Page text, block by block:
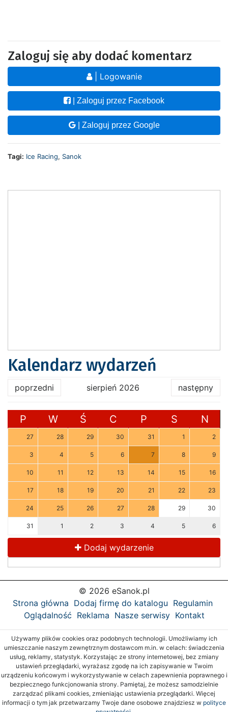
Zaloguj się aby dodać komentarz
| Logowanie
| Zaloguj przez Facebook
| Zaloguj przez Google
Tagi: Ice Racing, Sanok
Kalendarz wydarzeń
poprzedni sierpień 2026 następny
P W Ś C P S N
27 28 29 30 31 1 2
3 4 5 6 7 8 9
10 11 12 13 14 15 16
17 18 19 20 21 22 23
24 25 26 27 28 29 30
31 1 2 3 4 5 6
Dodaj wydarzenie
© 2026 eSanok.pl
Strona główna Dodaj firmę do katalogu Regulamin
Oglądalność Reklama Nasze serwisy Kontakt
Używamy plików cookies oraz podobnych technologii. Umożliwiamy ich
umieszczanie naszym zewnętrznym dostawcom m.in. w celach: świadczenia
usług, reklamy, statystyk. Korzystając ze strony internetowej, bez zmiany
ustawień przeglądarki, wyrażasz zgodę na ich zapisywanie w Twoim
urządzeniu końcowym i wykorzystywanie w celach zapewnienia poprawnego i
bezpiecznego funkcjonowania strony. Pamiętaj, że możesz samodzielnie
zarządzać plikami cookies, zmieniając ustawienia przeglądarki. Więcej
informacji o tym jak przetwarzamy Twoje dane osobowe znajdziesz w polityce